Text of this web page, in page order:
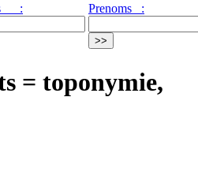
: Prenoms :
= toponymie,